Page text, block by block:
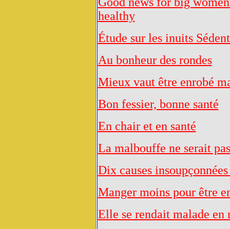
healthy
Étude sur les inuits
Au bonheur des rondes
Mieux vaut être enrobé
Bon fessier, bonne santé
En chair et en santé
La malbouffe ne serait
Dix causes
Manger moins pour être
Elle se rendait malade en